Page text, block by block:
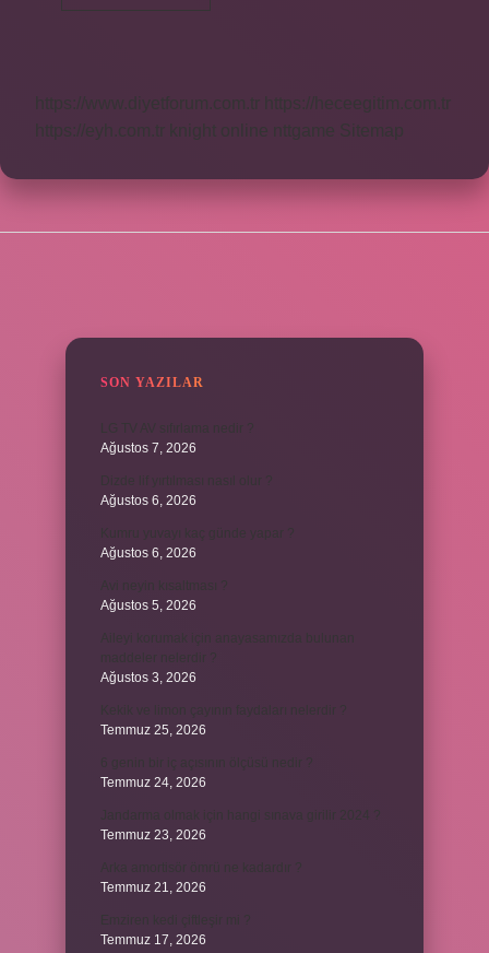
Asit
https://www.diyetforum.com.tr
https://heceegitim.com.tr
https://eyh.com.tr knight online nttgame Sitemap
SON YAZILAR
Ağustos 7, 2026
Ağustos 6, 2026
Ağustos 6, 2026
Ağustos 5, 2026
Ağustos 3, 2026
Temmuz 25, 2026
Temmuz 24, 2026
Temmuz 23, 2026
Temmuz 21, 2026
Temmuz 17, 2026